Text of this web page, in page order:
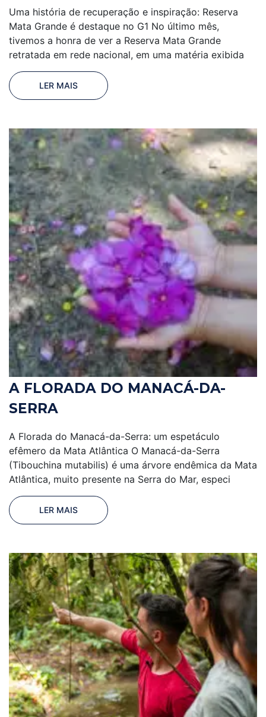
Uma história de recuperação e inspiração: Reserva
Mata Grande é destaque no G1 No último mês,
tivemos a honra de ver a Reserva Mata Grande
retratada em rede nacional, em uma matéria exibida
LER MAIS
A FLORADA DO MANACÁ-DA-
SERRA
A Florada do Manacá-da-Serra: um espetáculo
efêmero da Mata Atlântica O Manacá-da-Serra
(Tibouchina mutabilis) é uma árvore endêmica da Mata
Atlântica, muito presente na Serra do Mar, especi
LER MAIS